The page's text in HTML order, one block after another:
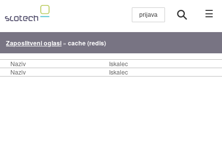
☰
Zaposlitveni oglasi »cache (redis)
Naziv
Iskalec
Naziv
Iskalec